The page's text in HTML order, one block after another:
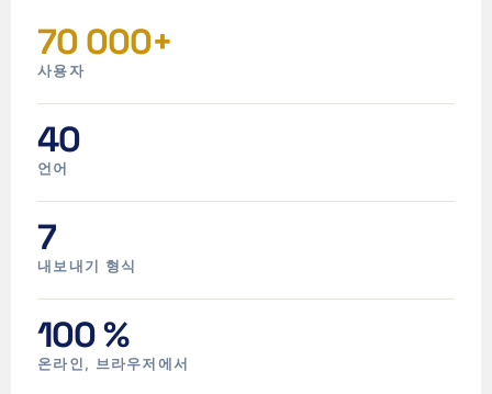
70 000+
사용자
40
언어
7
내보내기 형식
100 %
온라인, 브라우저에서